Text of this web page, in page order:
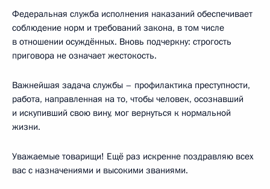
Федеральная служба исполнения наказаний обеспечивает
соблюдение норм и требований закона, в том числе
в отношении осуждённых. Вновь подчеркну: строгость
приговора не означает жестокость.
Важнейшая задача службы – профилактика преступности,
работа, направленная на то, чтобы человек, осознавший
и искупивший свою вину, мог вернуться к нормальной
жизни.
Уважаемые товарищи! Ещё раз искренне поздравляю всех
вас с назначениями и высокими званиями.